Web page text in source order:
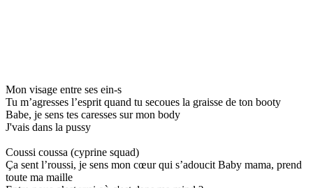
Mon visage entre ses ein-s
Tu m’agresses l’esprit quand tu secoues la graisse de ton booty
Babe, je sens tes caresses sur mon body
J'vais dans la pussy
Coussi coussa (cyprine squad)
Ça sent l’roussi, je sens mon cœur qui s’adoucit Baby mama, prend
toute ma maille